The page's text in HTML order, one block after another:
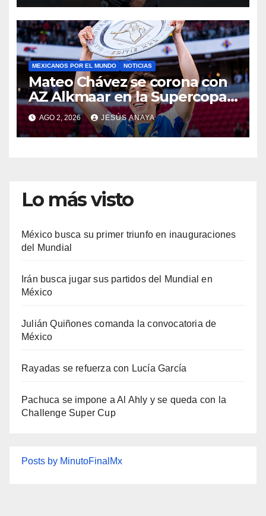
MEXICANOS POR EL MUNDO NOTICIAS
Mateo Chávez se corona con
AZ Alkmaar en la Supercopa
de Países Bajos
AGO 2, 2026 JESÚS ANAYA
Lo más visto
México busca su primer triunfo en inauguraciones
del Mundial
Irán busca jugar sus partidos del Mundial en
México
Julián Quiñones comanda la convocatoria de
México
Rayadas se refuerza con Lucía García
Pachuca se impone a Al Ahly y se queda con la
Challenge Super Cup
Posts by MinutoFinalMx